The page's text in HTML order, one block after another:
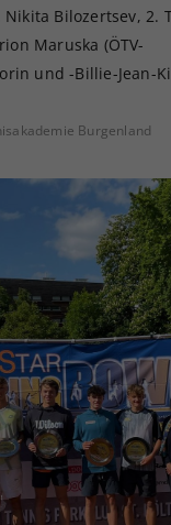
Nikita Bilozertsev, 2.
Maruska (ÖTV-
und -Billie-Jean-
Burgenland